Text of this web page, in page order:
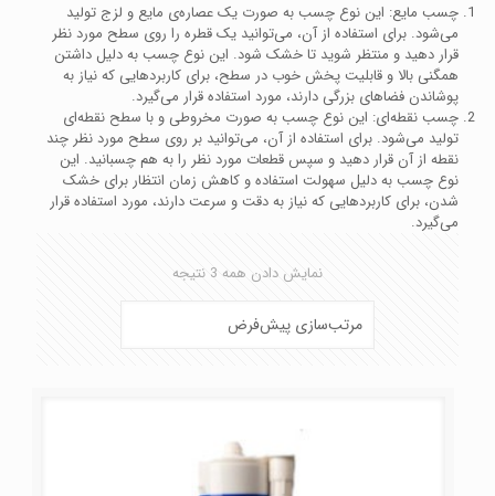
چسب مایع: این نوع چسب به صورت یک عصاره‌ی مایع و لزج تولید
می‌شود. برای استفاده از آن، می‌توانید یک قطره را روی سطح مورد نظر
قرار دهید و منتظر شوید تا خشک شود. این نوع چسب به دلیل داشتن
همگنی بالا و قابلیت پخش خوب در سطح، برای کاربردهایی که نیاز به
پوشاندن فضاهای بزرگی دارند، مورد استفاده قرار می‌گیرد.
چسب نقطه‌ای: این نوع چسب به صورت مخروطی و با سطح نقطه‌ای
تولید می‌شود. برای استفاده از آن، می‌توانید بر روی سطح مورد نظر چند
نقطه از آن قرار دهید و سپس قطعات مورد نظر را به هم چسبانید. این
نوع چسب به دلیل سهولت استفاده و کاهش زمان انتظار برای خشک
شدن، برای کاربردهایی که نیاز به دقت و سرعت دارند، مورد استفاده قرار
می‌گیرد.
نمایش دادن همه 3 نتیجه